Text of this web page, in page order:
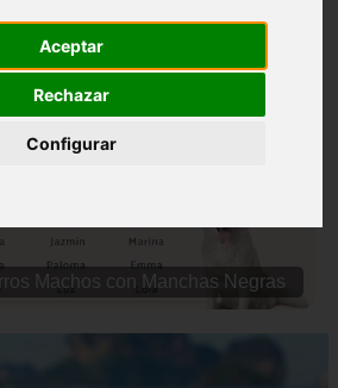
Aceptar
Rechazar
Configurar
Machos con Manchas Negras